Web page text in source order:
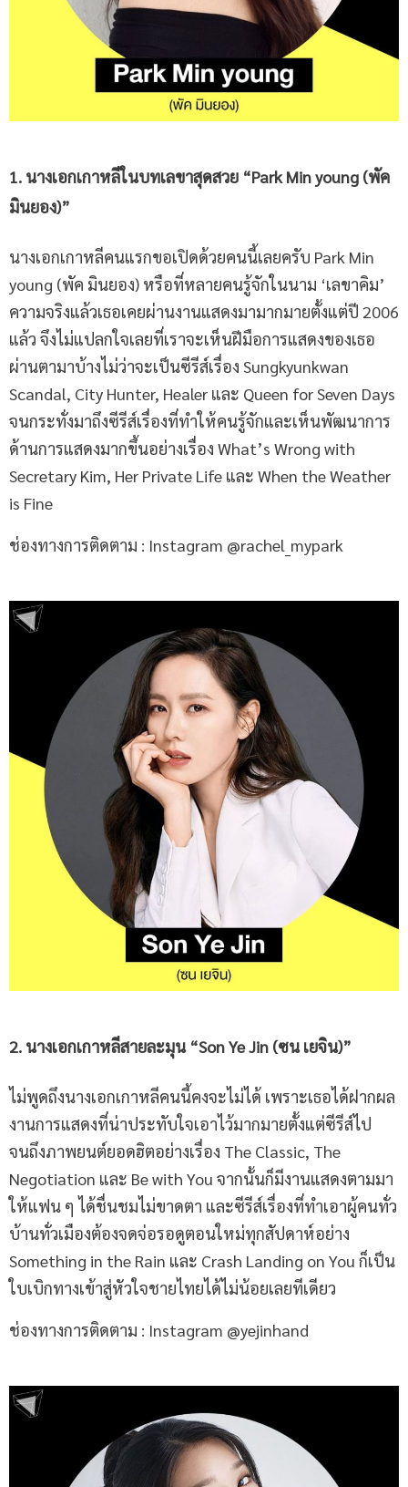
1. นางเอกเกาหลีในบทเลขาสุดสวย “Park Min young (พัค
มินยอง)”
นางเอกเกาหลีคนแรกขอเปิดด้วยคนนี้เลยครับ Park Min
young (พัค มินยอง) หรือที่หลายคนรู้จักในนาม ‘เลขาคิม’
ความจริงแล้วเธอเคยผ่านงานแสดงมามากมายตั้งแต่ปี 2006
แล้ว จึงไม่แปลกใจเลยที่เราจะเห็นฝีมือการแสดงของเธอ
ผ่านตามาบ้างไม่ว่าจะเป็นซีรีส์เรื่อง Sungkyunkwan
Scandal, City Hunter, Healer และ Queen for Seven Days
จนกระทั่งมาถึงซีรีส์เรื่องที่ทำให้คนรู้จักและเห็นพัฒนาการ
ด้านการแสดงมากขึ้นอย่างเรื่อง What’s Wrong with
Secretary Kim, Her Private Life และ When the Weather
is Fine
ช่องทางการติดตาม : Instagram @rachel_mypark
2. นางเอกเกาหลีสายละมุน “Son Ye Jin (ซน เยจิน)”
ไม่พูดถึงนางเอกเกาหลีคนนี้คงจะไม่ได้ เพราะเธอได้ฝากผล
งานการแสดงที่น่าประทับใจเอาไว้มากมายตั้งแต่ซีรีส์ไป
จนถึงภาพยนต์ยอดฮิตอย่างเรื่อง The Classic, The
Negotiation และ Be with You จากนั้นก็มีงานแสดงตามมา
ให้แฟน ๆ ได้ชื่นชมไม่ขาดตา และซีรีส์เรื่องที่ทำเอาผู้คนทั่ว
บ้านทั่วเมืองต้องจดจ่อรอดูตอนใหม่ทุกสัปดาห์อย่าง
Something in the Rain และ Crash Landing on You ก็เป็น
ใบเบิกทางเข้าสู่หัวใจชายไทยได้ไม่น้อยเลยทีเดียว
ช่องทางการติดตาม : Instagram @yejinhand